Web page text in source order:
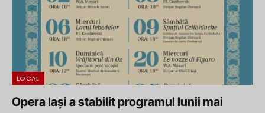
LOCAL
Opera Iași a stabilit programul lunii mai